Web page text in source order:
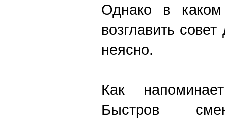
Однако в
возглавить
неясно.
Как
Быстров